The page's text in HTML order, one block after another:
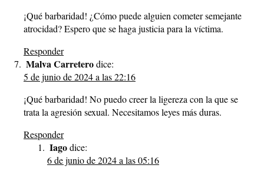
¡Qué barbaridad! ¿Cómo puede alguien cometer semejante
atrocidad? Espero que se haga justicia para la víctima.
Responder
Malva Carreterodice:
5 de junio de 2024 a las 22:16
¡Qué barbaridad! No puedo creer la ligereza con la que se
trata la agresión sexual. Necesitamos leyes más duras.
Responder
Iagodice:
6 de junio de 2024 a las 05:16